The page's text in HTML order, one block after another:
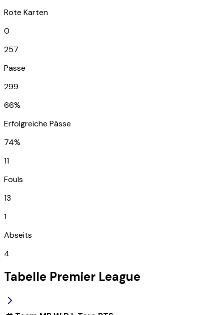
Rote Karten
0
257
Pässe
299
66%
Erfolgreiche Pässe
74%
11
Fouls
13
1
Abseits
4
Tabelle Premier League